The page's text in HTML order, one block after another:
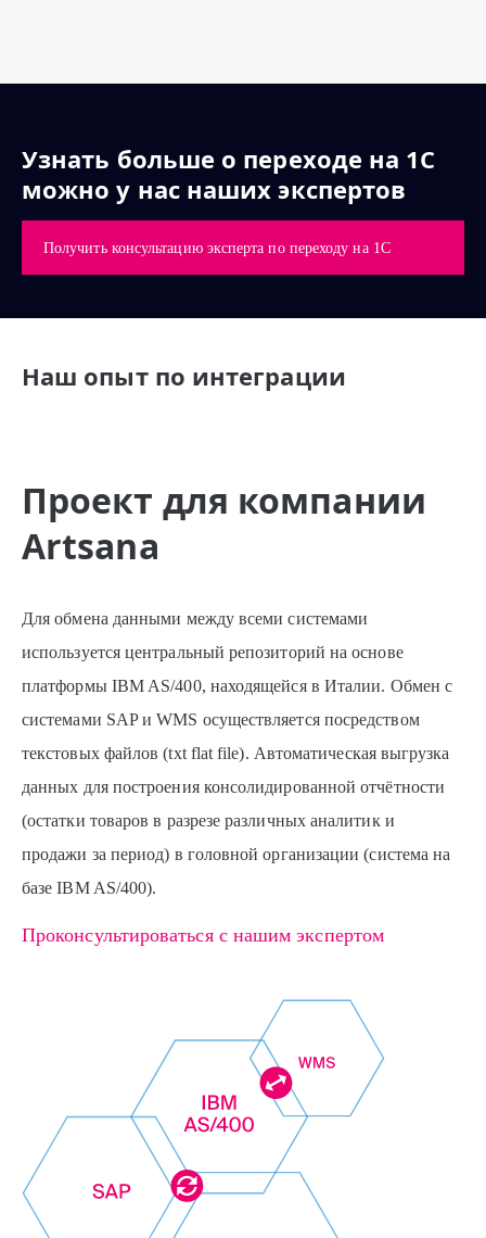
Узнать больше о переходе на 1С
можно у нас наших экспертов
Получить консультацию эксперта по переходу на 1С
Наш опыт по интеграции
Проект для компании
Artsana
Для обмена данными между всеми системами
используется центральный репозиторий на основе
платформы IBM AS/400, находящейся в Италии. Обмен с
системами SAP и WMS осуществляется посредством
текстовых файлов (txt flat file). Автоматическая выгрузка
данных для построения консолидированной отчётности
(остатки товаров в разрезе различных аналитик и
продажи за период) в головной организации (система на
базе IBM AS/400).
Проконсультироваться с нашим экспертом